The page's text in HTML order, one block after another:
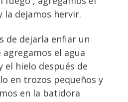
la dejamos hervir.
de dejarla enfiar un
agregamos el agua
el hielo después de
en trozos pequeños y
en la batidora